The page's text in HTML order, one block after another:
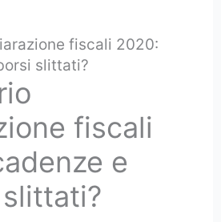
fiscali 2020:
slittati?
fiscali
e